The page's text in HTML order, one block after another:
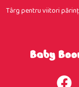
Târg pentru viitori
Baby